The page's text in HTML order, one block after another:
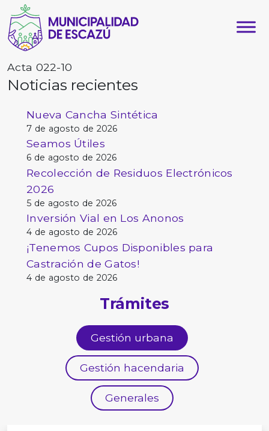
Acta 022-10
Noticias recientes
Nueva Cancha Sintética
7 de agosto de 2026
Seamos Útiles
6 de agosto de 2026
Recolección de Residuos Electrónicos
2026
5 de agosto de 2026
Inversión Vial en Los Anonos
4 de agosto de 2026
¡Tenemos Cupos Disponibles para
Castración de Gatos!
4 de agosto de 2026
Trámites
Gestión urbana
Gestión hacendaria
Generales